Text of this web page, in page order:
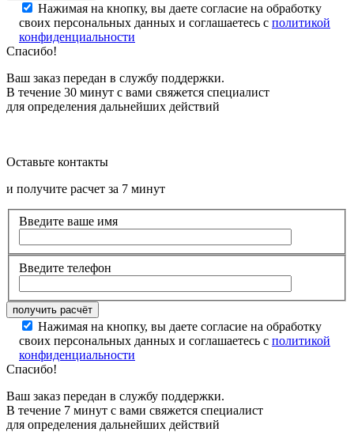
Нажимая на кнопку, вы даете согласие на обработку
своих персональных данных и соглашаетесь с политикой
конфиденциальности
Спасибо!
Ваш заказ передан в службу поддержки.
В течение 30 минут с вами свяжется специалист
для определения дальнейших действий
Оставьте контакты
и получите расчет за 7 минут
Введите ваше имя
Введите телефон
Нажимая на кнопку, вы даете согласие на обработку
своих персональных данных и соглашаетесь с политикой
конфиденциальности
Спасибо!
Ваш заказ передан в службу поддержки.
В течение 7 минут с вами свяжется специалист
для определения дальнейших действий